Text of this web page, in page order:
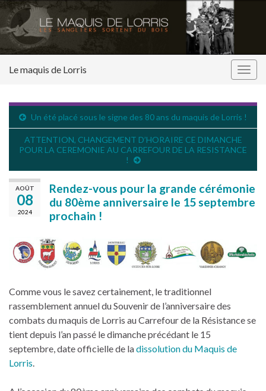
Le maquis de Lorris
Un été placé sous le signe des 80 ans du maquis de Lorris !
ATTENTION, CHANGEMENT D’HORAIRE CE DIMANCHE
POUR LA CEREMONIE AU CARREFOUR DE LA RESISTANCE
!
AOÛT
08
2024
Rendez-vous pour la grande cérémonie
du 80ème anniversaire le 15 septembre
prochain !
Comme vous le savez certainement, le traditionnel
rassemblement annuel du Souvenir de l’anniversaire des
combats du maquis de Lorris au Carrefour de la Résistance se
tient depuis l’an passé le dimanche précédant le 15
septembre, date officielle de ladissolution du Maquis de
Lorris.